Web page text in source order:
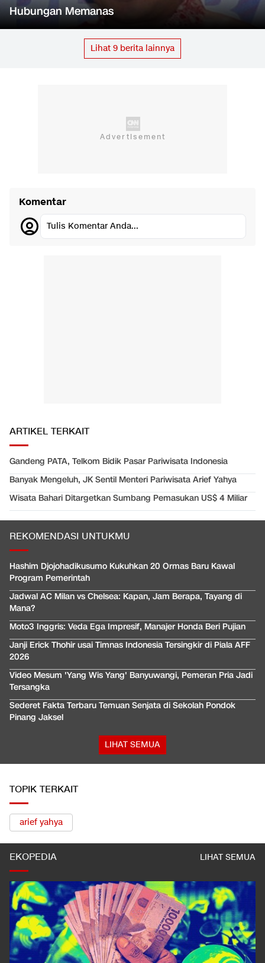
Hubungan Memanas
Lihat 9 berita lainnya
Komentar
Tulis Komentar Anda...
ARTIKEL TERKAIT
Gandeng PATA, Telkom Bidik Pasar Pariwisata Indonesia
Banyak Mengeluh, JK Sentil Menteri Pariwisata Arief Yahya
Wisata Bahari Ditargetkan Sumbang Pemasukan US$ 4 Miliar
REKOMENDASI UNTUKMU
Hashim Djojohadikusumo Kukuhkan 20 Ormas Baru Kawal
Program Pemerintah
Jadwal AC Milan vs Chelsea: Kapan, Jam Berapa, Tayang di
Mana?
Moto3 Inggris: Veda Ega Impresif, Manajer Honda Beri Pujian
Janji Erick Thohir usai Timnas Indonesia Tersingkir di Piala AFF
2026
Video Mesum 'Yang Wis Yang' Banyuwangi, Pemeran Pria Jadi
Tersangka
Sederet Fakta Terbaru Temuan Senjata di Sekolah Pondok
Pinang Jaksel
LIHAT SEMUA
TOPIK TERKAIT
arief yahya
EKOPEDIA LIHAT SEMUA